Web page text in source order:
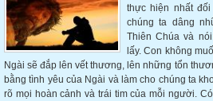
thực hiện nhất
chúng ta dâng
Thiên Chúa và
lấy. Con không
Ngài sẽ đắp lên vết thương, lên những tổn
bằng tình yêu của Ngài và làm cho chúng ta
rõ mọi hoàn cảnh và trái tim của mỗi người.